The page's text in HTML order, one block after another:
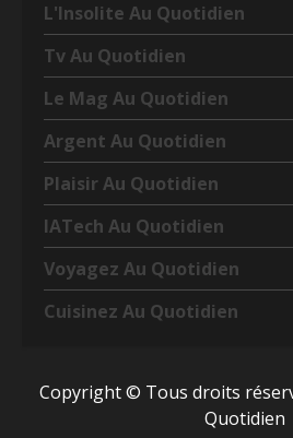
L'Insolite Au Quotidien
Tv Au Quotidien
Le Mag Au Quotidien
Argent Au Quotidien
Plaisir Au Quotidien
IATech Au Quotidien
Voyagez Au Quotidien
Cuisinez Au Quotidien
Copyright © Tous droits
Quotidien